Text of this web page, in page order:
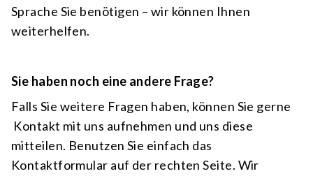
Sprache Sie benötigen – wir können Ihnen
weiterhelfen.
Sie haben noch eine andere Frage?
Falls Sie weitere Fragen haben, können Sie gerne
Kontakt mit uns aufnehmen und uns diese
mitteilen. Benutzen Sie einfach das
Kontaktformular auf der rechten Seite. Wir